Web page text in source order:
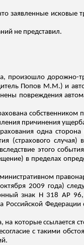
заявленные исковые
не представил.
произошло дорожно-
Попов М.М.) и
повреждения
собственником
причинения
одна сторона
случая)
этого
в пределах
2009 года)
знак Н 318 АР96,
Федерации
на которые ссылается
с такими